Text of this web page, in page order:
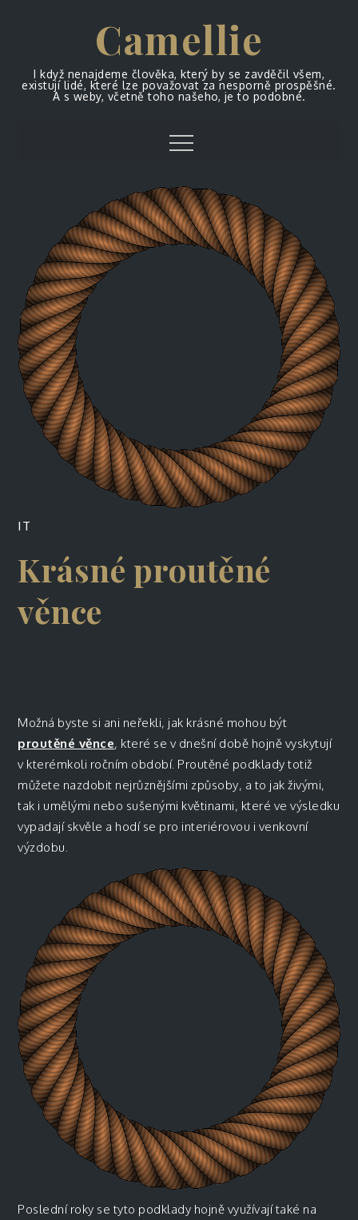
Camellie
I když nenajdeme člověka, který by se zavděčil všem,
existují lidé, které lze považovat za nesporně prospěšné.
A s weby, včetně toho našeho, je to podobné.
Menu
IT
Krásné proutěné
věnce
Možná byste si ani neřekli, jak krásné mohou být
proutěné věnce, které se v dnešní době hojně vyskytují
v kterémkoli ročním období. Proutěné podklady totiž
můžete nazdobit nejrůznějšími způsoby, a to jak živými,
tak i umělými nebo sušenými květinami, které ve výsledku
vypadají skvěle a hodí se pro interiérovou i venkovní
výzdobu.
Poslední roky se tyto podklady hojně využívají také na